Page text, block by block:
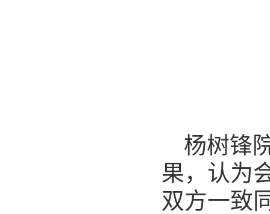
杨树锋
果，认为
双方一致